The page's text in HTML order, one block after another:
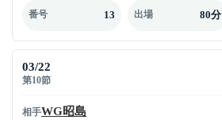
番号 13 出場 80分
03/22
第10節
相手WG昭島